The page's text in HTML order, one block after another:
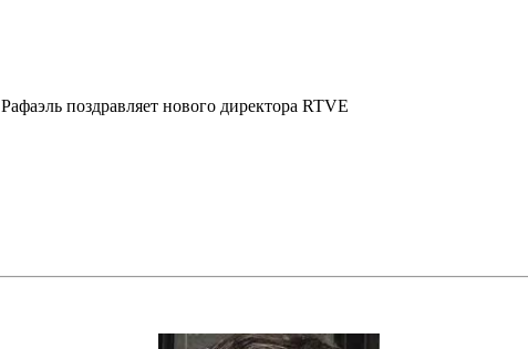
Рафаэль поздравляет нового директора RTVE